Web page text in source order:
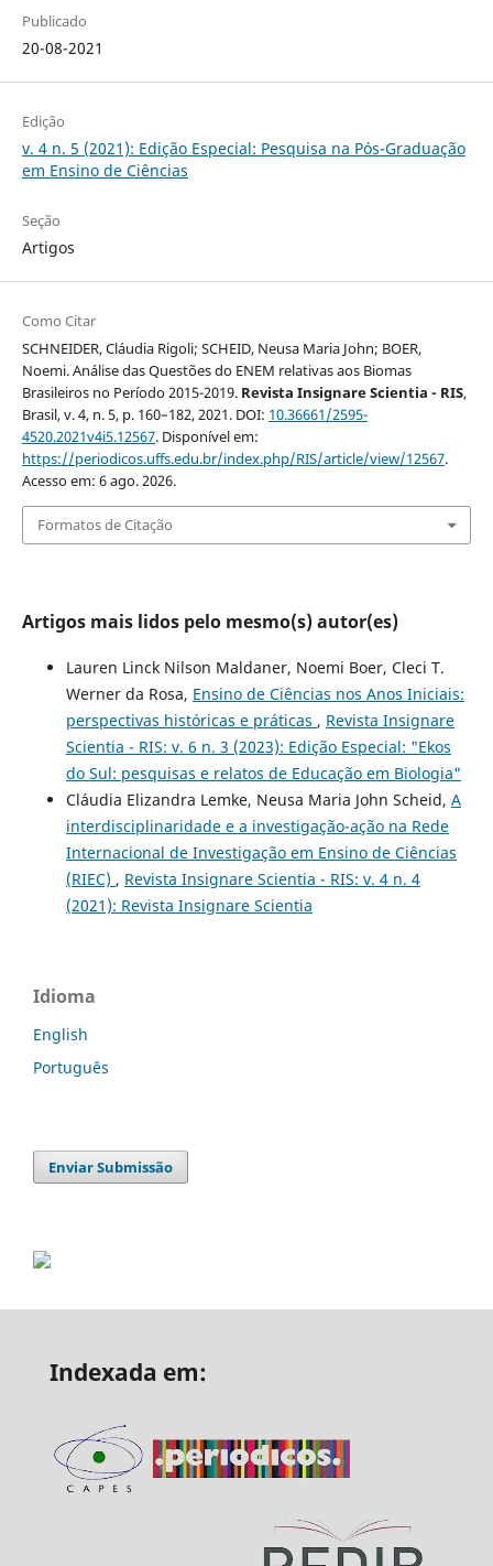
Publicado
20-08-2021
Edição
v. 4 n. 5 (2021): Edição Especial: Pesquisa na Pós-Graduação
em Ensino de Ciências
Seção
Artigos
Como Citar
SCHNEIDER, Cláudia Rigoli; SCHEID, Neusa Maria John; BOER,
Noemi. Análise das Questões do ENEM relativas aos Biomas
Brasileiros no Período 2015-2019. Revista Insignare Scientia - RIS,
Brasil, v. 4, n. 5, p. 160–182, 2021. DOI: 10.36661/2595-
4520.2021v4i5.12567. Disponível em:
https://periodicos.uffs.edu.br/index.php/RIS/article/view/12567.
Acesso em: 6 ago. 2026.
Formatos de Citação
Artigos mais lidos pelo mesmo(s) autor(es)
Lauren Linck Nilson Maldaner, Noemi Boer, Cleci T.
Werner da Rosa, Ensino de Ciências nos Anos Iniciais:
perspectivas históricas e práticas , Revista Insignare
Scientia - RIS: v. 6 n. 3 (2023): Edição Especial: "Ekos
do Sul: pesquisas e relatos de Educação em Biologia"
Cláudia Elizandra Lemke, Neusa Maria John Scheid, A
interdisciplinaridade e a investigação-ação na Rede
Internacional de Investigação em Ensino de Ciências
(RIEC) , Revista Insignare Scientia - RIS: v. 4 n. 4
(2021): Revista Insignare Scientia
Idioma
English
Português
Enviar Submissão
Indexada em: